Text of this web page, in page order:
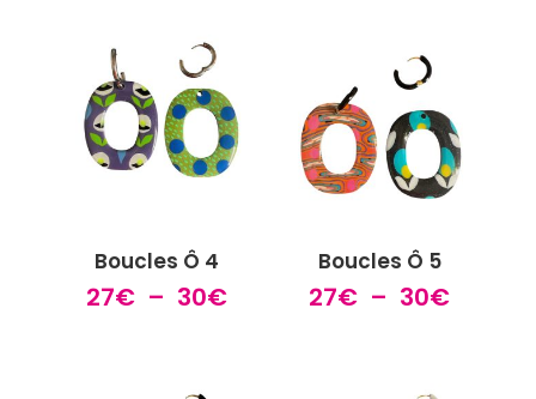
30€
30€
Boucles Ô 4
27€ – 30€Plage
Boucles Ô 5
27€ – 30€Plage